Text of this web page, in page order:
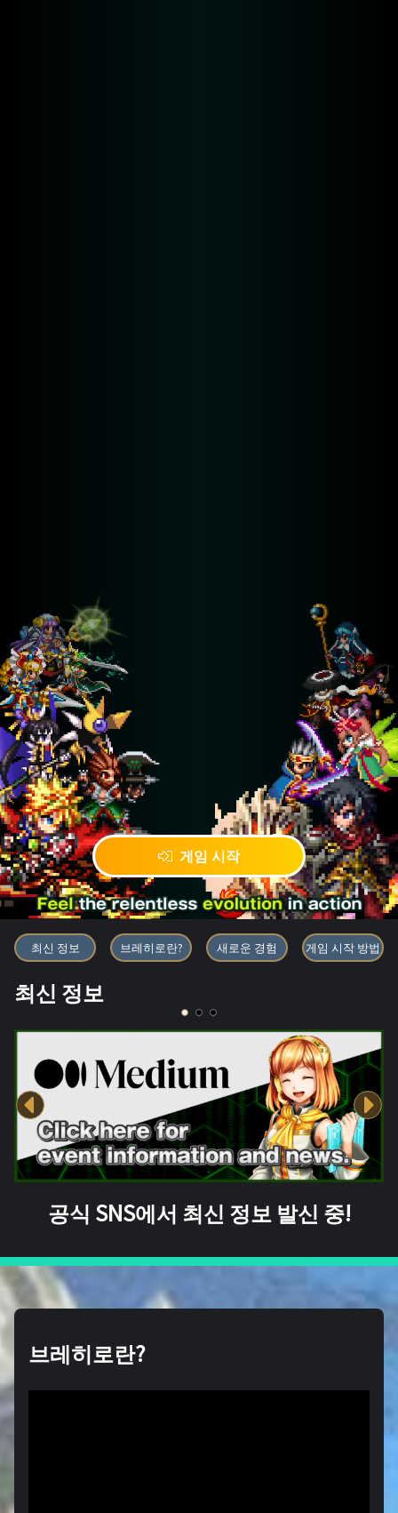
게임 시작
블록체인 게임 「BRAVE
최신 정보 브레히로란? 새로운 경험 게임 시작 방법
최신 정보
공식 SNS에서 최신 정보 발신 중!
브레히로란?